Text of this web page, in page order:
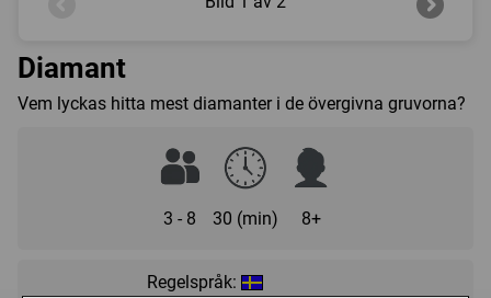
Diamant
Vem lyckas hitta mest diamanter i de övergivna gruvorna?
3 - 8 30 (min) 8+
Regelspråk: